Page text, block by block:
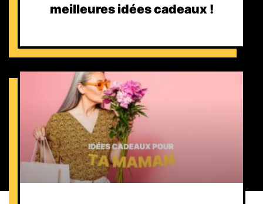
meilleures idées cadeaux !